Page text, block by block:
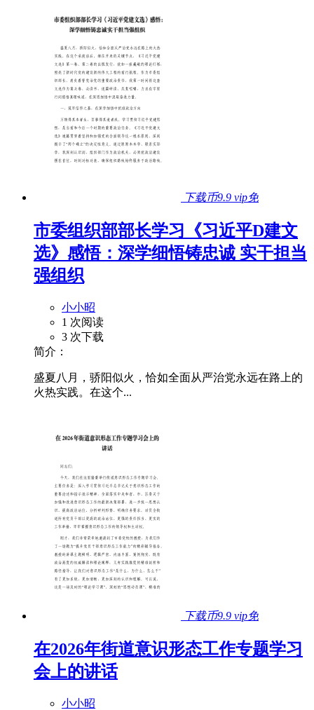
下载币9.9 vip免
市委组织部部长学习《习近平D建文
选》感悟：深学细悟铸忠诚 实干担当
强组织
小小昭
1 次阅读
3 次下载
简介：
盛夏八月，骄阳似火，恰如全面从严治党永远在路上的
火热实践。在这个...
下载币9.9 vip免
在2026年街道意识形态工作专题学习
会上的讲话
小小昭